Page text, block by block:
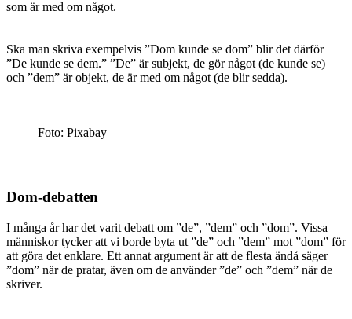
som är med om något.
Ska man skriva exempelvis ”Dom kunde se dom” blir det därför
”De kunde se dem.” ”De” är subjekt, de gör något (de kunde se)
och ”dem” är objekt, de är med om något (de blir sedda).
Foto: Pixabay
Dom-debatten
I många år har det varit debatt om ”de”, ”dem” och ”dom”. Vissa
människor tycker att vi borde byta ut ”de” och ”dem” mot ”dom” för
att göra det enklare. Ett annat argument är att de flesta ändå säger
”dom” när de pratar, även om de använder ”de” och ”dem” när de
skriver.